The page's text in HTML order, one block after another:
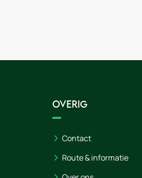
Overig
Contact
Route & informatie